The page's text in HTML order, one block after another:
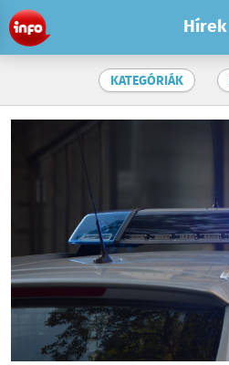
Hírek
KATEGÓRIÁK